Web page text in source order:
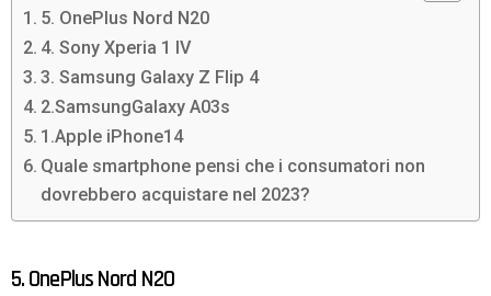
5. OnePlus Nord N20
4. Sony Xperia 1 IV
3. Samsung Galaxy Z Flip 4
2.SamsungGalaxy A03s
1.Apple iPhone14
Quale smartphone pensi che i consumatori non
dovrebbero acquistare nel 2023?
5. OnePlus Nord N20